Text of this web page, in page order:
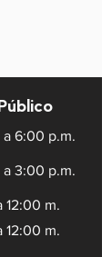
a 6:00 p.m.
a 3:00 p.m.
12:00 m.
12:00 m.